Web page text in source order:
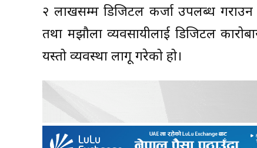
२ लाखसम्म डिजिटल कर्जा उपलब्ध गराउन
तथा मझौला व्यवसायीलाई डिजिटल
यस्तो व्यवस्था लागू गरेको हो।